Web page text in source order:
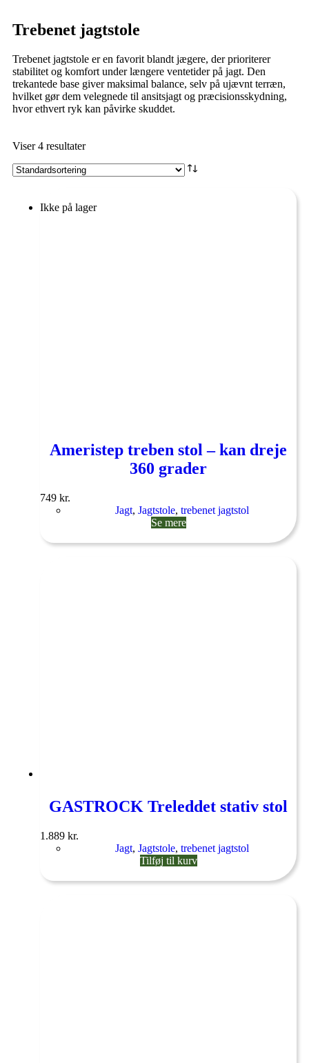
Trebenet jagtstole
Trebenet jagtstole er en favorit blandt jægere, der prioriterer
stabilitet og komfort under længere ventetider på jagt. Den
trekantede base giver maksimal balance, selv på ujævnt terræn,
hvilket gør dem velegnede til ansitsjagt og præcisionsskydning,
hvor ethvert ryk kan påvirke skuddet.
Viser 4 resultater
Ikke på lager
Ameristep treben stol – kan dreje
360 grader
749 kr.
Jagt, Jagtstole, trebenet jagtstol
Se mere
GASTROCK Treleddet stativ stol
1.889 kr.
Jagt, Jagtstole, trebenet jagtstol
Tilføj til kurv